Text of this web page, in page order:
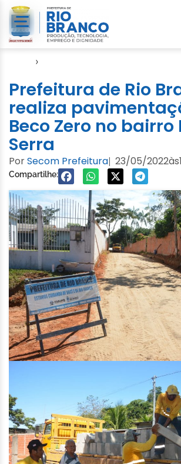
›
Prefeitura de Rio
realiza
Beco Zero no bairro
Serra
PorSecom Prefeitura| 23/05/2022às
Compartilhe: